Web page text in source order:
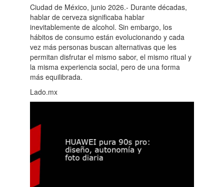
Ciudad de México, junio 2026.- Durante décadas,
hablar de cerveza significaba hablar
inevitablemente de alcohol. Sin embargo, los
hábitos de consumo están evolucionando y cada
vez más personas buscan alternativas que les
permitan disfrutar el mismo sabor, el mismo ritual y
la misma experiencia social, pero de una forma
más equilibrada.
Lado.mx